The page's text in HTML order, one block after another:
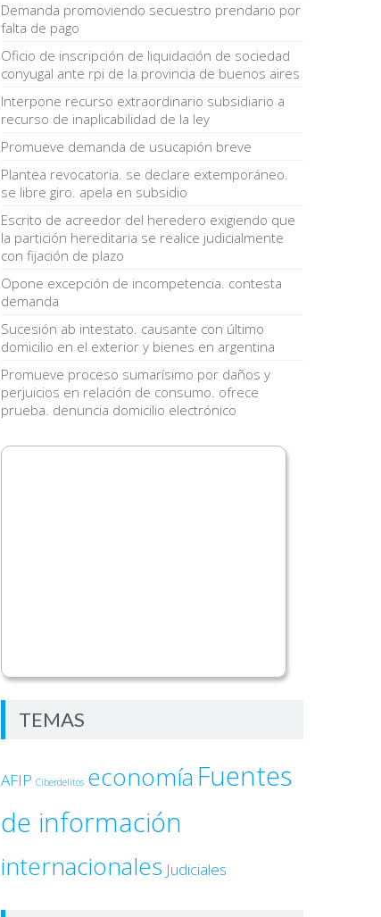
Demanda promoviendo secuestro prendario por
falta de pago
Oficio de inscripción de liquidación de sociedad
conyugal ante rpi de la provincia de buenos aires
Interpone recurso extraordinario subsidiario a
recurso de inaplicabilidad de la ley
Promueve demanda de usucapión breve
Plantea revocatoria. se declare extemporáneo.
se libre giro. apela en subsidio
Escrito de acreedor del heredero exigiendo que
la partición hereditaria se realice judicialmente
con fijación de plazo
Opone excepción de incompetencia. contesta
demanda
Sucesión ab intestato. causante con último
domicilio en el exterior y bienes en argentina
Promueve proceso sumarísimo por daños y
perjuicios en relación de consumo. ofrece
prueba. denuncia domicilio electrónico
TEMAS
AFIP Ciberdelitos economía Fuentes
de información
internacionales Judiciales